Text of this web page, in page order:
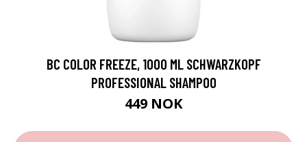
BC COLOR FREEZE, 1000 ML SCHWARZKOPF
PROFESSIONAL SHAMPOO
449 NOK